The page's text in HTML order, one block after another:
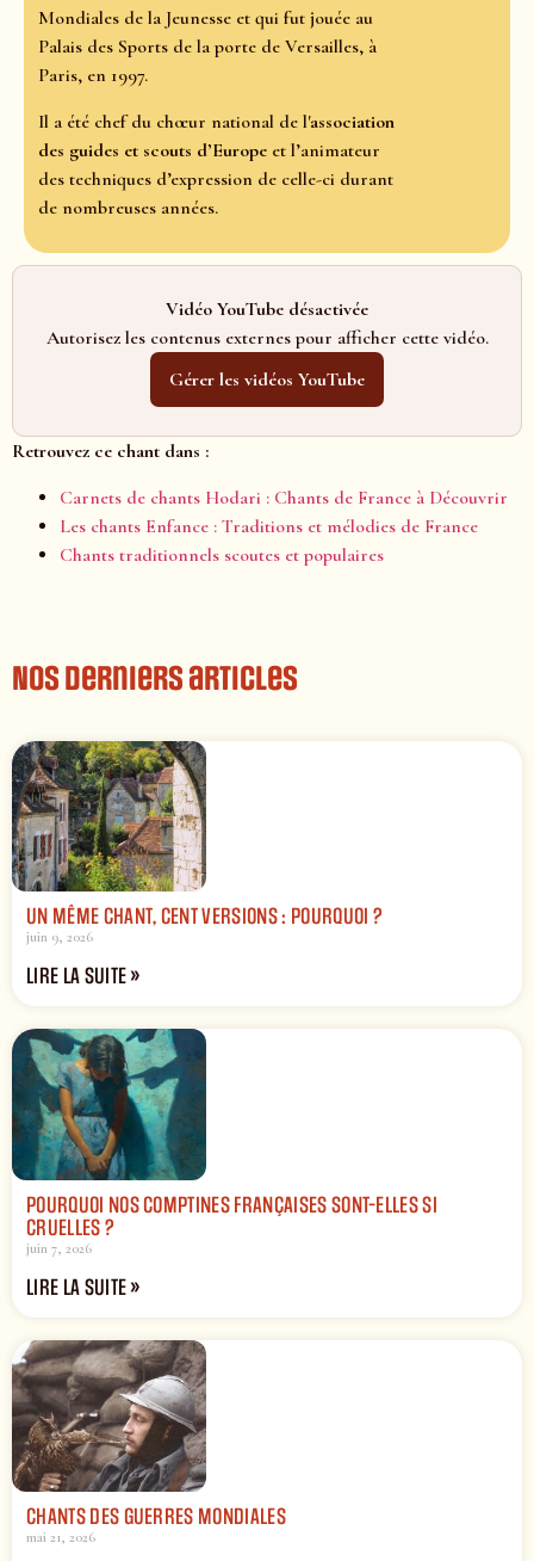
Mondiales de la Jeunesse et qui fut jouée au
Palais des Sports de la porte de Versailles, à
Paris, en 1997.
Il a été chef du chœur national de l'association
des guides et scouts d’Europe et l’animateur
des techniques d’expression de celle-ci durant
de nombreuses années.
Vidéo YouTube désactivée
Autorisez les contenus externes pour afficher cette vidéo.
Gérer les vidéos YouTube
Retrouvez ce chant dans :
Carnets de chants Hodari : Chants de France à Découvrir
Les chants Enfance : Traditions et mélodies de France
Chants traditionnels scoutes et populaires
Nos derniers articles
UN MÊME CHANT, CENT VERSIONS : POURQUOI ?
juin 9, 2026
LIRE LA SUITE »
POURQUOI NOS COMPTINES FRANÇAISES SONT-ELLES SI
CRUELLES ?
juin 7, 2026
LIRE LA SUITE »
CHANTS DES GUERRES MONDIALES
mai 21, 2026